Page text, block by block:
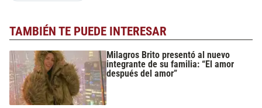
TAMBIÉN TE PUEDE INTERESAR
Milagros Brito presentó al nuevo
integrante de su familia: “El amor
después del amor”